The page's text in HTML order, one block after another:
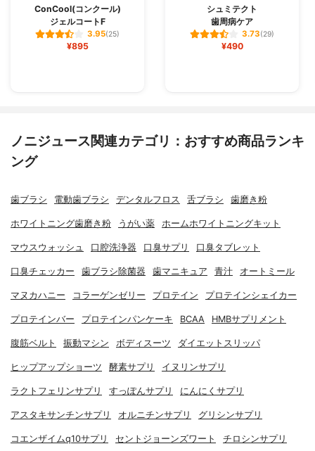
ConCool(コンクール)
ジェルコートF
3.95(25)
¥895
シュミテクト
歯周病ケア
3.73(29)
¥490
ノニジュース関連カテゴリ：おすすめ商品ランキ
ング
歯ブラシ 電動歯ブラシ デンタルフロス 舌ブラシ 歯磨き粉
ホワイトニング歯磨き粉 うがい薬 ホームホワイトニングキット
マウスウォッシュ 口腔洗浄器 口臭サプリ 口臭タブレット
口臭チェッカー 歯ブラシ除菌器 歯マニキュア 青汁 オートミール
マヌカハニー コラーゲンゼリー プロテイン プロテインシェイカー
プロテインバー プロテインパンケーキ BCAA HMBサプリメント
腹筋ベルト 振動マシン ボディスーツ ダイエットスリッパ
ヒップアップショーツ 酵素サプリ イヌリンサプリ
ラクトフェリンサプリ すっぽんサプリ にんにくサプリ
アスタキサンチンサプリ オルニチンサプリ グリシンサプリ
コエンザイムq10サプリ セントジョーンズワート チロシンサプリ